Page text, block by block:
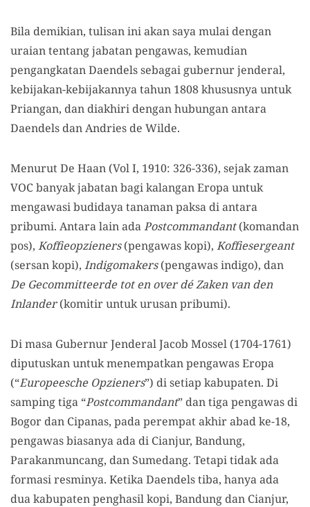
Bila demikian, tulisan ini akan saya mulai dengan
uraian tentang jabatan pengawas, kemudian
pengangkatan Daendels sebagai gubernur jenderal,
kebijakan-kebijakannya tahun 1808 khususnya untuk
Priangan, dan diakhiri dengan hubungan antara
Daendels dan Andries de Wilde.
Menurut De Haan (Vol I, 1910: 326-336), sejak zaman
VOC banyak jabatan bagi kalangan Eropa untuk
mengawasi budidaya tanaman paksa di antara
pribumi. Antara lain adaPostcommandant(komandan
pos), Koffieopzieners(pengawas kopi), Koffiesergeant
(sersan kopi), Indigomakers(pengawas indigo), dan
De Gecommitteerde tot en over dé Zaken van den
Inlander(komitir untuk urusan pribumi).
Di masa Gubernur Jenderal Jacob Mossel (1704-1761)
diputuskan untuk menempatkan pengawas Eropa
(“Europeesche Opzieners”) di setiap kabupaten. Di
samping tiga “Postcommandant” dan tiga pengawas di
Bogor dan Cipanas, pada perempat akhir abad ke-18,
pengawas biasanya ada di Cianjur, Bandung,
Parakanmuncang, dan Sumedang. Tetapi tidak ada
formasi resminya. Ketika Daendels tiba, hanya ada
dua kabupaten penghasil kopi, Bandung dan Cianjur,